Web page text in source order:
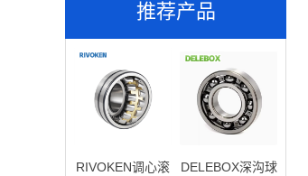
推荐产品
RIVOKEN调心滚
DELEBOX深沟球